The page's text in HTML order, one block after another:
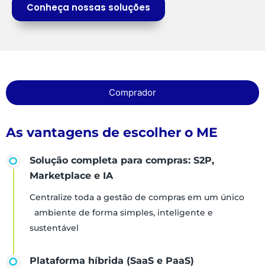
Conheça nossas soluções
Comprador
As vantagens de escolher o ME
Solução completa para compras: S2P,
Marketplace e IA
Centralize toda a gestão de compras em um único
ambiente de forma simples, inteligente e
sustentável
Plataforma híbrida (SaaS e PaaS)